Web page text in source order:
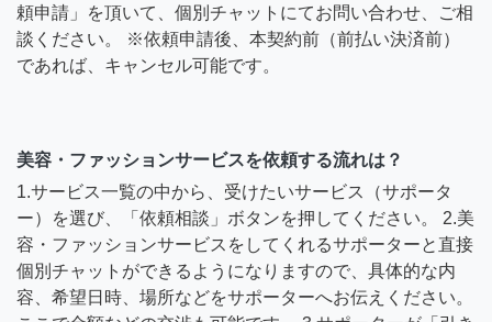
頼申請」を頂いて、個別チャットにてお問い合わせ、ご相
談ください。 ※依頼申請後、本契約前（前払い決済前）
であれば、キャンセル可能です。
美容・ファッションサービスを依頼する流れは？
1.サービス一覧の中から、受けたいサービス（サポータ
ー）を選び、「依頼相談」ボタンを押してください。 2.美
容・ファッションサービスをしてくれるサポーターと直接
個別チャットができるようになりますので、具体的な内
容、希望日時、場所などをサポーターへお伝えください。